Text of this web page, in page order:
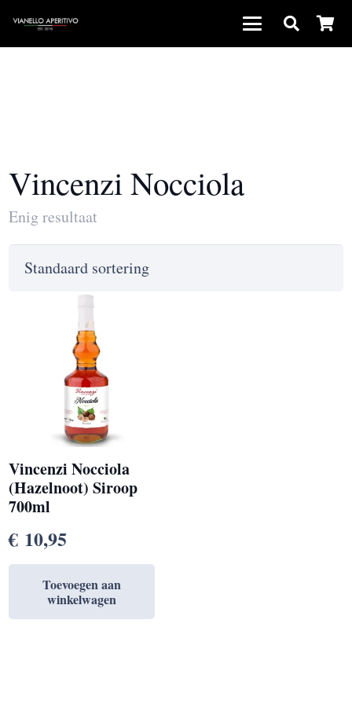
Vincenzi Nocciola
Enig resultaat
Vincenzi Nocciola
(Hazelnoot) Siroop
700ml
€ 10,95
Toevoegen aan
winkelwagen